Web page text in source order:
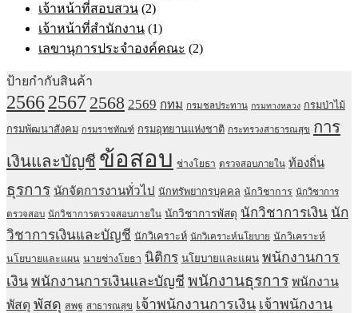
เจ้าหน้าที่สอบสวน (2)
เจ้าหน้าที่สำนักงาน (1)
เลขานุการประจำองค์คณะ (2)
ป้ายกำกับสินค้า
25662567 2568 2569 กทม กรมชลประทาน กรมทางหลวง กรมป่าไม้
กรมพัฒนาสังคม กรมราชทัณฑ์ กรมอุทยานแห่งชาติ กระทรวงสาธารณสุข การ
เงินและบัญชี ข้อสอบ ช่างโยธา ตรวจสอบภายใน ท้องถิ่น
ธุรการ นักจัดการงานทั่วไป นักทรัพยากรบุคคล นักวิชาการ นักวิชาการ
ตรวจสอบ นักวิชาการตรวจสอบภายใน นักวิชาการพัสดุ นักวิชาการเงิน นัก
วิชาการเงินและบัญชี นักวิเคราะห์ นักวิเคราะห์นโยบาย นักวิเคราะห์
นโยบายและแผน นายช่างโยธา นิติกร นโยบายและแผน พนักงานการ
เงิน พนักงานการเงินและบัญชี พนักงานธุรการ พนักงาน
พัสดุ พัสดุ สพฐ สาธารณสุข เจ้าพนักงานการเงิน เจ้าพนักงาน